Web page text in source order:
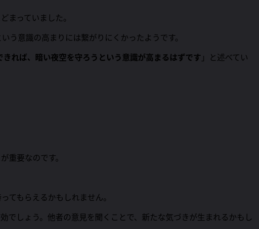
まっていました。
意識の高まりには繋がりにくかったようです。
れば、暗い夜空を守ろうという意識が高まるはずです 」と述べてい
重要なのです。
てもらえるかもしれません。
でしょう。他者の意見を聞くことで、新たな気づきが生まれるかもし